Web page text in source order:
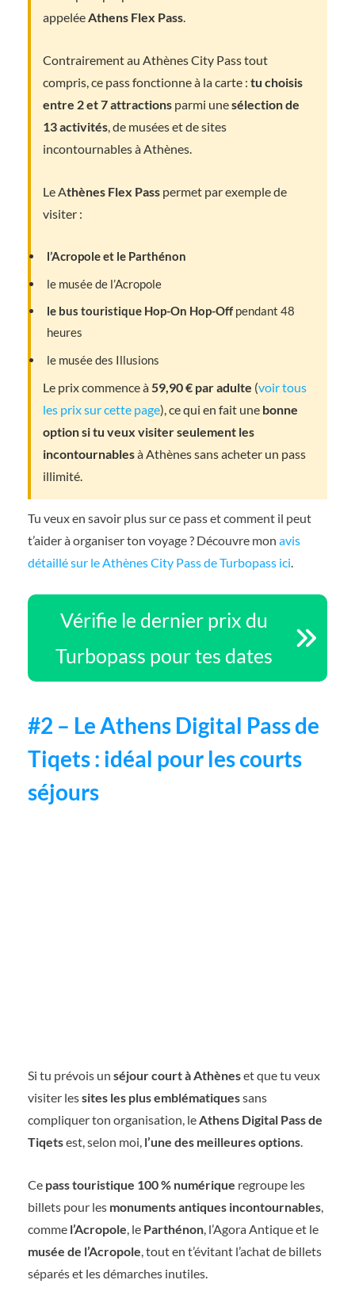
appeléeAthens Flex Pass.
Contrairement au Athènes City Pass tout
compris, ce pass fonctionne à la carte : tu choisis
entre 2 et 7 attractions parmi unesélection de
13 activités, de musées et de sites
incontournables à Athènes.
Le Athènes Flex Pass permet par exemple de
visiter :
l’Acropole et le Parthénon
le musée de l’Acropole
le bus touristique Hop-On Hop-Offpendant 48
heures
le musée des Illusions
Le prix commence à59,90 € par adulte (voir tous
les prix sur cette page), ce qui en fait une bonne
option si tu veux visiter seulement les
incontournablesà Athènes sans acheter un pass
illimité.
Tu veux en savoir plus sur ce pass et comment il peut
t’aider à organiser ton voyage ? Découvre mon avis
détaillé sur le Athènes City Pass de Turbopass ici.
Vérifie le dernier prix du
Turbopass pour tes dates
#2 – Le Athens Digital Pass de
Tiqets : idéal pour les courts
séjours
Si tu prévois un séjour court à Athèneset que tu veux
visiter lessites les plus emblématiquessans
compliquer ton organisation, leAthens Digital Pass de
Tiqetsest, selon moi, l’une des meilleures options.
Ce pass touristique 100 % numérique regroupe les
billets pour les monuments antiques incontournables,
comme l’Acropole, le Parthénon, l’Agora Antique et le
musée de l’Acropole, tout en t’évitant l’achat de billets
séparés et les démarches inutiles.